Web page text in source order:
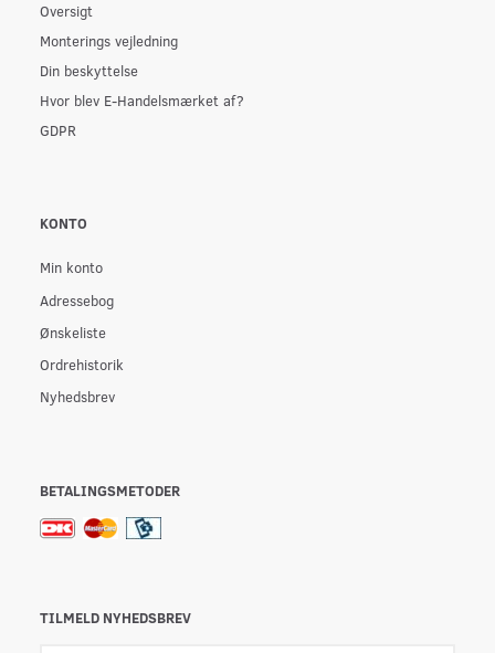
Oversigt
Monterings vejledning
Din beskyttelse
Hvor blev E-Handelsmærket af?
GDPR
KONTO
Min konto
Adressebog
Ønskeliste
Ordrehistorik
Nyhedsbrev
BETALINGSMETODER
TILMELD NYHEDSBREV